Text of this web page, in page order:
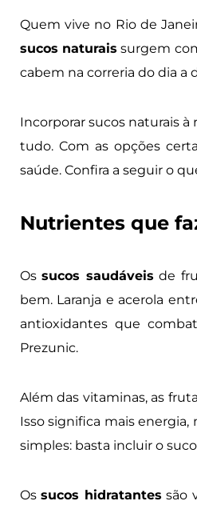
Quem vive no Rio de
sucos naturais surgem
cabem na correria do dia a
Incorporar sucos naturais
tudo. Com as opções
saúde. Confira a seguir o
Nutrientes que
Ossucos saudáveis de
bem. Laranja e acerola
antioxidantes que
Prezunic.
Além das vitaminas, as
Isso significa mais
simples: basta incluir o
Ossucos hidratantes são